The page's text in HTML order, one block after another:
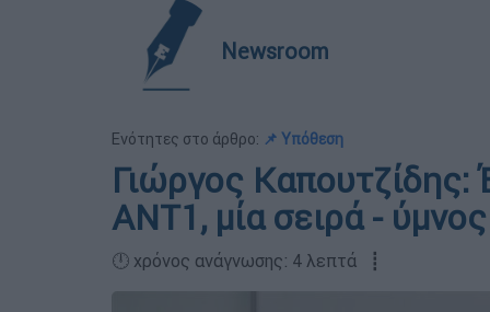
Newsroom
Ενότητες στο άρθρο: 📌 Υπόθεση
Γιώργος Καπουτζίδης:
ΑΝΤ1, μία σειρά -
🕛 χρόνος ανάγνωσης: 4 λεπτά ┋